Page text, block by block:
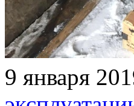
9 января